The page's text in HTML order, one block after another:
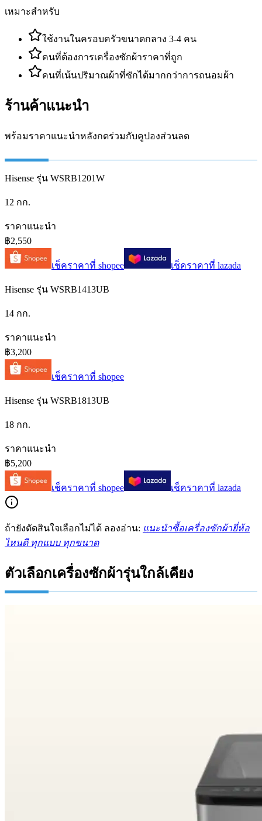
เหมาะสำหรับ
ใช้งานในครอบครัวขนาดกลาง 3-4 คน
คนที่ต้องการเครื่องซักผ้าราคาที่ถูก
คนที่เน้นปริมาณผ้าที่ซักได้มากกว่าการถนอมผ้า
ร้านค้าแนะนำ
พร้อมราคาแนะนำหลังกดร่วมกับคูปองส่วนลด
Hisense รุ่น WSRB1201W
12 กก.
ราคาแนะนำ
฿2,550
เช็คราคาที่ shopee เช็คราคาที่ lazada
Hisense รุ่น WSRB1413UB
14 กก.
ราคาแนะนำ
฿3,200
เช็คราคาที่ shopee
Hisense รุ่น WSRB1813UB
18 กก.
ราคาแนะนำ
฿5,200
เช็คราคาที่ shopee เช็คราคาที่ lazada
ถ้ายังตัดสินใจเลือกไม่ได้ ลองอ่าน: แนะนำซื้อเครื่องซักผ้ายี่ห้อ
ไหนดี ทุกแบบ ทุกขนาด
ตัวเลือกเครื่องซักผ้ารุ่นใกล้เคียง